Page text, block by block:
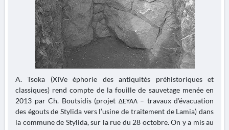
A. Tsoka (XIVe éphorie des antiquités préhistoriques et
classiques) rend compte de la fouille de sauvetage menée en
2013 par Ch. Boutsidis (projet ΔΕΥΑΛ – travaux d’évacuation
des égouts de Stylida vers l’usine de traitement de Lamia) dans
la commune de Stylida, sur la rue du 28 octobre. On y a mis au